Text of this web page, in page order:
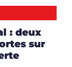
: deux
sur